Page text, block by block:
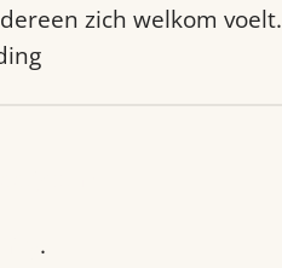
zich welkom voelt.
.